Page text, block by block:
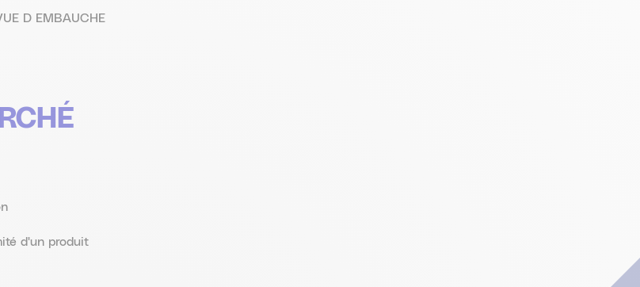
D EMBAUCHE
d'un produit